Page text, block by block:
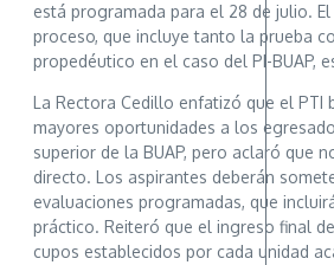
está programada para el 28 de julio.
proceso, que incluye tanto la prueba
propedéutico en el caso del PI-BUAP,
La Rectora Cedillo enfatizó que el PTI
mayores oportunidades a los
superior de la BUAP, pero aclaró que
directo. Los aspirantes deberán
evaluaciones programadas, que
práctico. Reiteró que el ingreso final
cupos establecidos por cada unidad